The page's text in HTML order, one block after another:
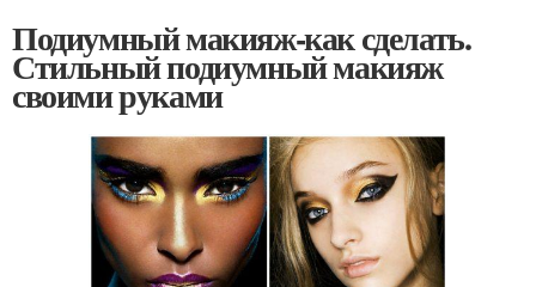
Подиумный макияж-как сделать.
Стильный подиумный макияж
своими руками